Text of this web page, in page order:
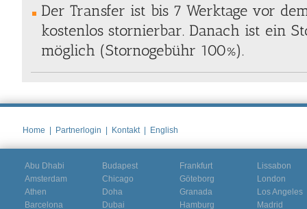
Der Transfer ist bis 7 Werktage vor
kostenlos stornierbar. Danach ist ein
möglich (Stornogebühr 100%).
Home | Partnerlogin | Kontakt | English
Abu Dhabi
Amsterdam
Athen
Barcelona
Budapest
Chicago
Doha
Dubai
Frankfurt
Göteborg
Granada
Hamburg
Lissabon
London
Los Angeles
Madrid